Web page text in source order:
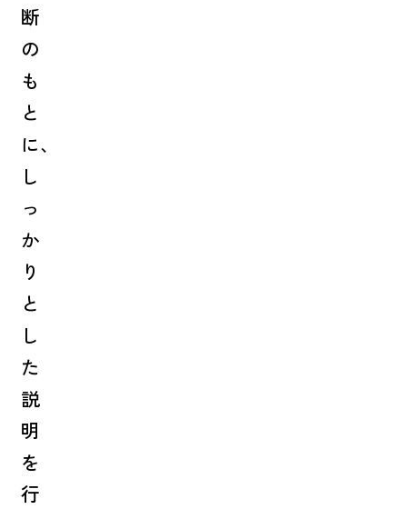
断
の
も
と
に、
し
っ
か
り
と
し
た
説
明
を
行